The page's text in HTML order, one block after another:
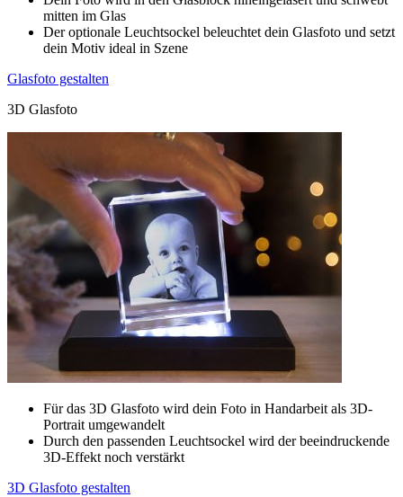
mitten im Glas
Der optionale Leuchtsockel beleuchtet dein Glasfoto und setzt
dein Motiv ideal in Szene
Glasfoto gestalten
3D Glasfoto
Für das 3D Glasfoto wird dein Foto in Handarbeit als 3D-
Portrait umgewandelt
Durch den passenden Leuchtsockel wird der beeindruckende
3D-Effekt noch verstärkt
3D Glasfoto gestalten